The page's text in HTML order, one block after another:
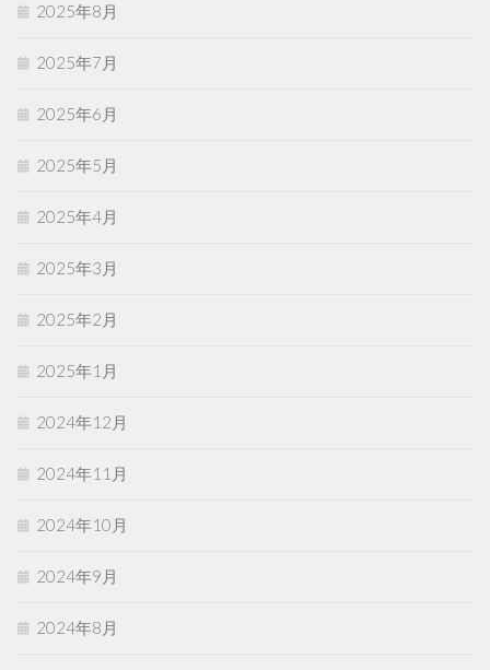
2025年8月
2025年7月
2025年6月
2025年5月
2025年4月
2025年3月
2025年2月
2025年1月
2024年12月
2024年11月
2024年10月
2024年9月
2024年8月